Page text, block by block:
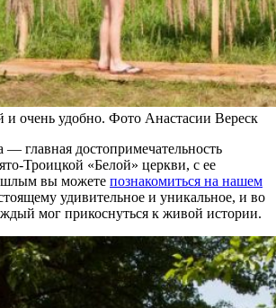
и очень удобно. Фото Анастасии Вереск
— главная достопримечательность
Троицкой «Белой» церкви, с ее
вы можете познакомиться на нашем
удивительное и уникальное, и во
мог прикоснуться к живой истории.